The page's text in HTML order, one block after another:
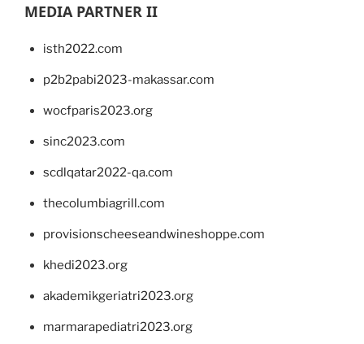
MEDIA PARTNER II
isth2022.com
p2b2pabi2023-makassar.com
wocfparis2023.org
sinc2023.com
scdlqatar2022-qa.com
thecolumbiagrill.com
provisionscheeseandwineshoppe.com
khedi2023.org
akademikgeriatri2023.org
marmarapediatri2023.org